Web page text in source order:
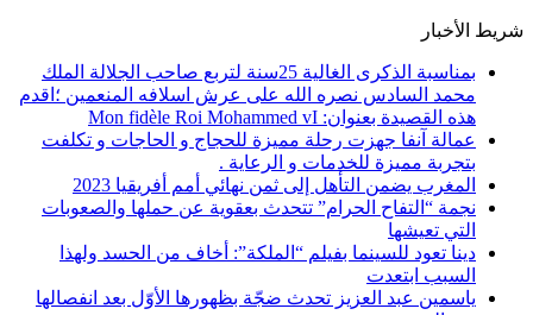
شريط الأخبار
بمناسبة الذكرى الغالية 25سنة لتربع صاحب الجلالة الملك
محمد السادس نصره الله على عرش اسلافه المنعمين ؛اقدم
هذه القصيدة بعنوان: Mon fidèle Roi Mohammed vI
عمالة آنفا جهزت رحلة مميزة للحجاج و الحاجات و تكلفت
بتجربة مميزة للخدمات و الرعاية .
المغرب يضمن التأهل إلى ثمن نهائي أمم أفريقيا 2023
نجمة “التفاح الحرام” تتحدث بعقوية عن حملها والصعوبات
التي تعيشها
دينا تعود للسينما بفيلم “الملكة”: أخاف من الحسد ولهذا
السبب ابتعدت
ياسمين عبد العزيز تحدث ضجّة بظهورها الأوّل بعد انفصالها